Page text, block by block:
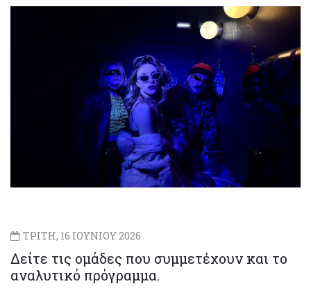
ΤΡΙΤΗ, 16 ΙΟΥΝΙΟΥ 2026
Δείτε τις ομάδες που συμμετέχουν και το
αναλυτικό πρόγραμμα.